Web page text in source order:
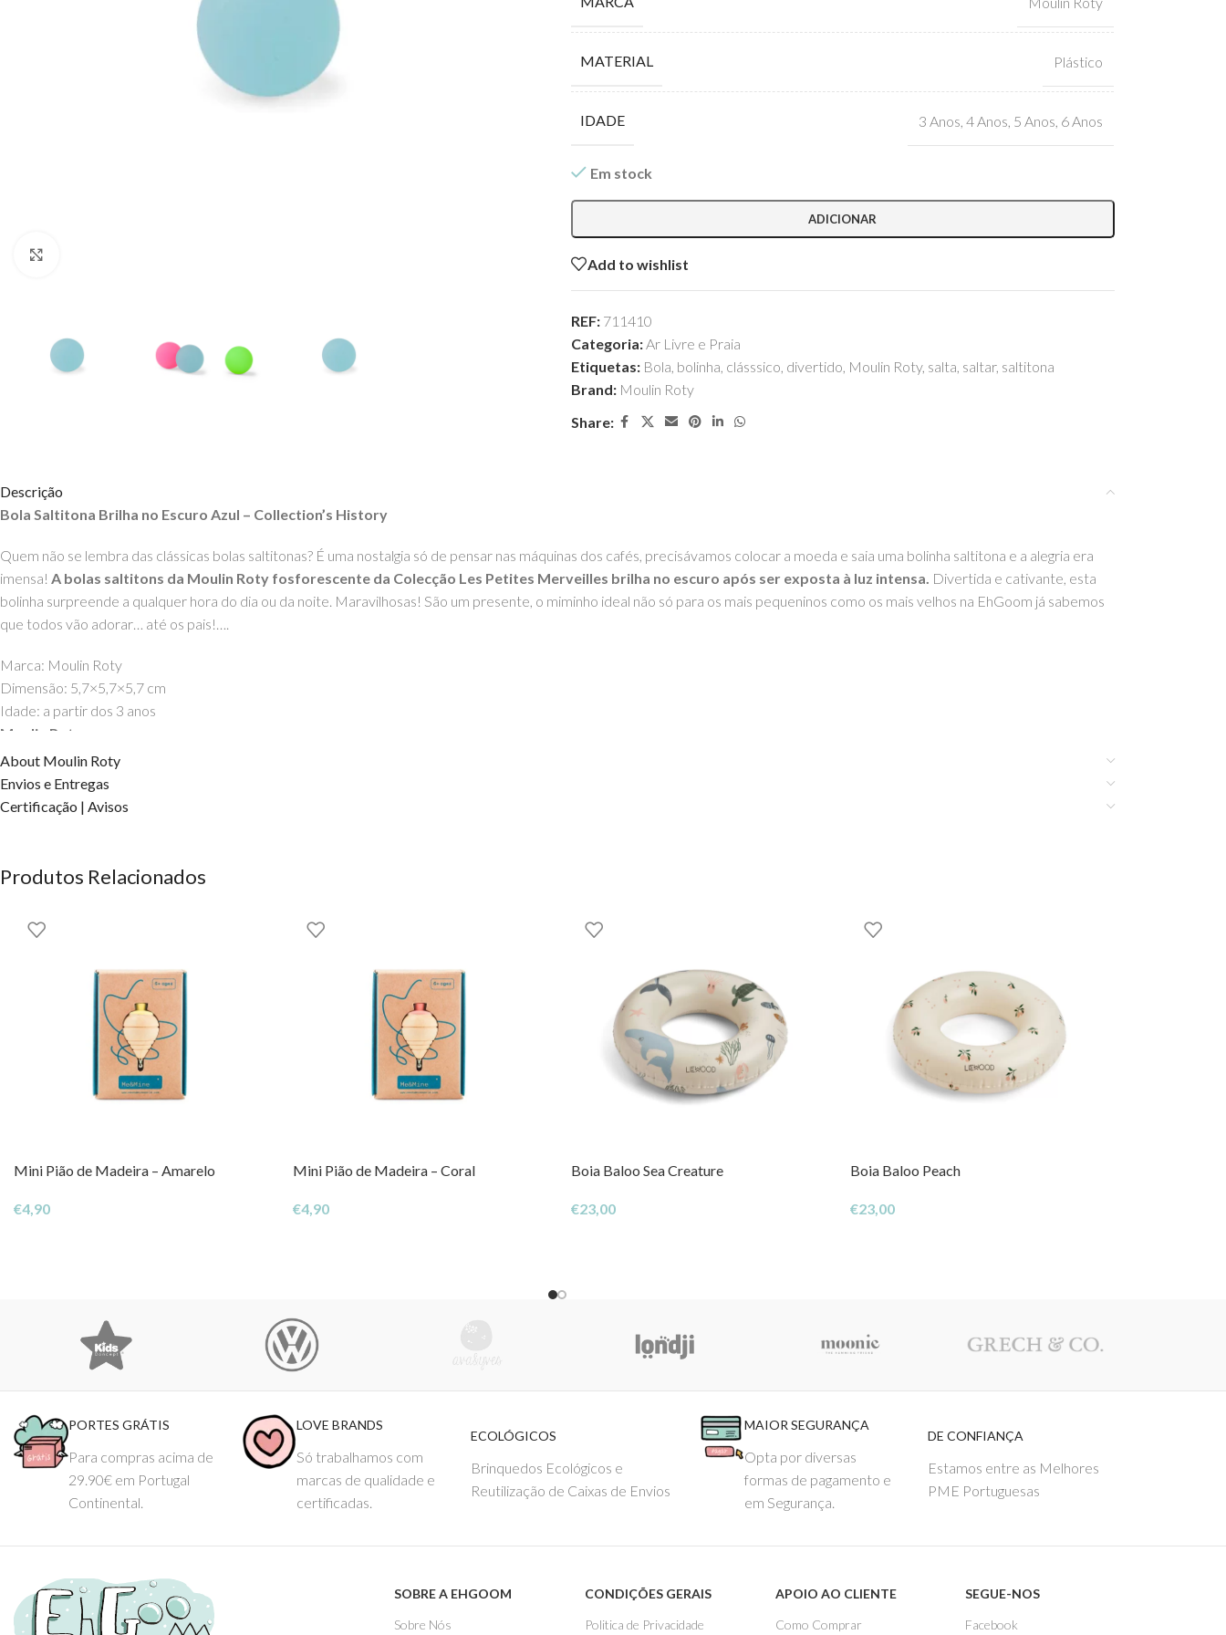
MATERIAL Plástico
IDADE 3 Anos 4 Anos 5 Anos 6 Anos
Em stock
ADICIONAR
Add to wishlist
REF: 711410
Categoria:Ar Livre e Praia
Etiquetas: Bola, bolinha, clásssico, divertido, Moulin Roty, salta, saltar, saltitona
Brand: Moulin Roty
Share:
Descrição
Bola Saltitona Brilha no Escuro Azul – Collection’s History
Quem não se lembra das clássicas bolas saltitonas? É uma nostalgia só de pensar nas máquinas dos cafés, precisávamos colocar a moeda e saia uma bolinha saltitona e a alegria era
imensa! A bolas saltitons da Moulin Roty fosforescente da Colecção Les Petites Merveilles brilha no escuro após ser exposta à luz intensa. Divertida e cativante, esta
bolinha surpreende a qualquer hora do dia ou da noite. Maravilhosas! São um presente, o miminho ideal não só para os mais pequeninos como os mais velhos na EhGoom já sabemos
que todos vão adorar… até os pais!….
Marca: Moulin Roty
Dimensão: 5,7×5,7×5,7 cm
Idade: a partir dos 3 anos
Moulin Roty
DIREITOS DOS CONTEÚDOS ESTÃO RESERVADOS À EHGOOM – TOYS WITH
About Moulin Roty
Envios e Entregas
Certificação | Avisos
Produtos Relacionados
Mini Pião de Madeira – Amarelo
€4,90
Mini Pião de Madeira – Coral
€4,90
Boia Baloo Sea Creature
€23,00
Boia Baloo Peach
€23,00
PORTES GRÁTIS
Para compras acima de
29.90€ em Portugal
Continental.
LOVE BRANDS
Só trabalhamos com
marcas de qualidade e
certificadas.
ECOLÓGICOS
Brinquedos Ecológicos e
Reutilização de Caixas de Envios
MAIOR SEGURANÇA
Opta por diversas
formas de pagamento e
em Segurança.
DE CONFIANÇA
Estamos entre as Melhores
PME Portuguesas
SOBRE A EHGOOM
Sobre Nós
CONDIÇÕES GERAIS
Politica de Privacidade
APOIO AO CLIENTE
Como Comprar
SEGUE-NOS
Facebook